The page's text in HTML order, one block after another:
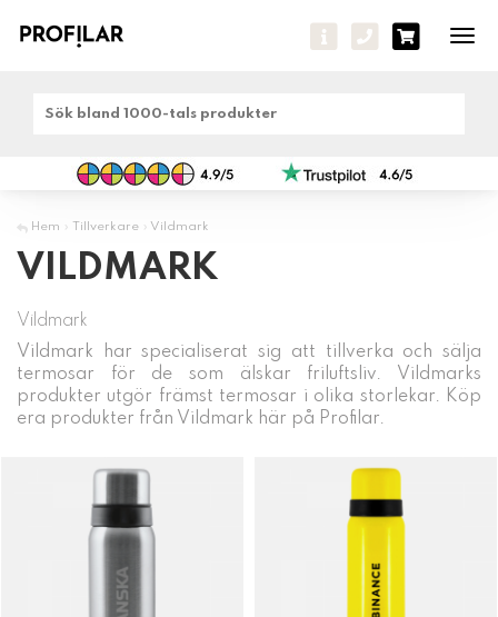
Hem » Tillverkare » Vildmark
VILDMARK
Vildmark
Vildmark har specialiserat sig att tillverka och sälja
termosar för de som älskar friluftsliv. Vildmarks
produkter utgör främst termosar i olika storlekar. Köp
era produkter från Vildmark här på Profilar.